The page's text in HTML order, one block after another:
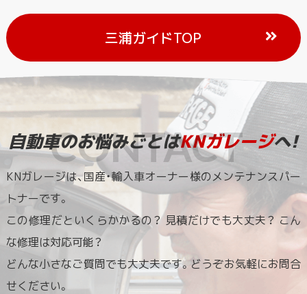
三浦ガイドTOP
自動車のお悩みごとはKNガレージへ!
KNガレージは、国産・輸入車オーナー様のメンテナンスパー
トナーです。
この修理だといくらかかるの？ 見積だけでも大丈夫？ こん
な修理は対応可能？
どんな小さなご質問でも大丈夫です。どうぞお気軽にお問合
せください。